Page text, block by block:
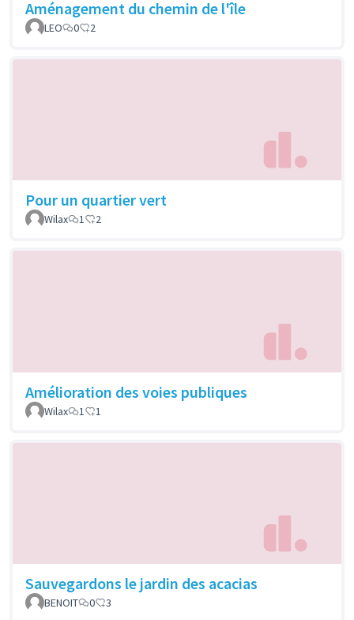
Aménagement du chemin de l'île
LEO 0 2
Pour un quartier vert
Wilax 1 2
Amélioration des voies publiques
Wilax 1 1
Sauvegardons le jardin des acacias
BENOIT 0 3